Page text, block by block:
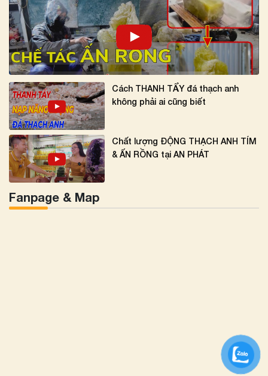
Cách THANH TẨY đá thạch anh
không phải ai cũng biết
Chất lượng ĐỘNG THẠCH ANH TÍM
& ẤN RỒNG tại AN PHÁT
Fanpage & Map